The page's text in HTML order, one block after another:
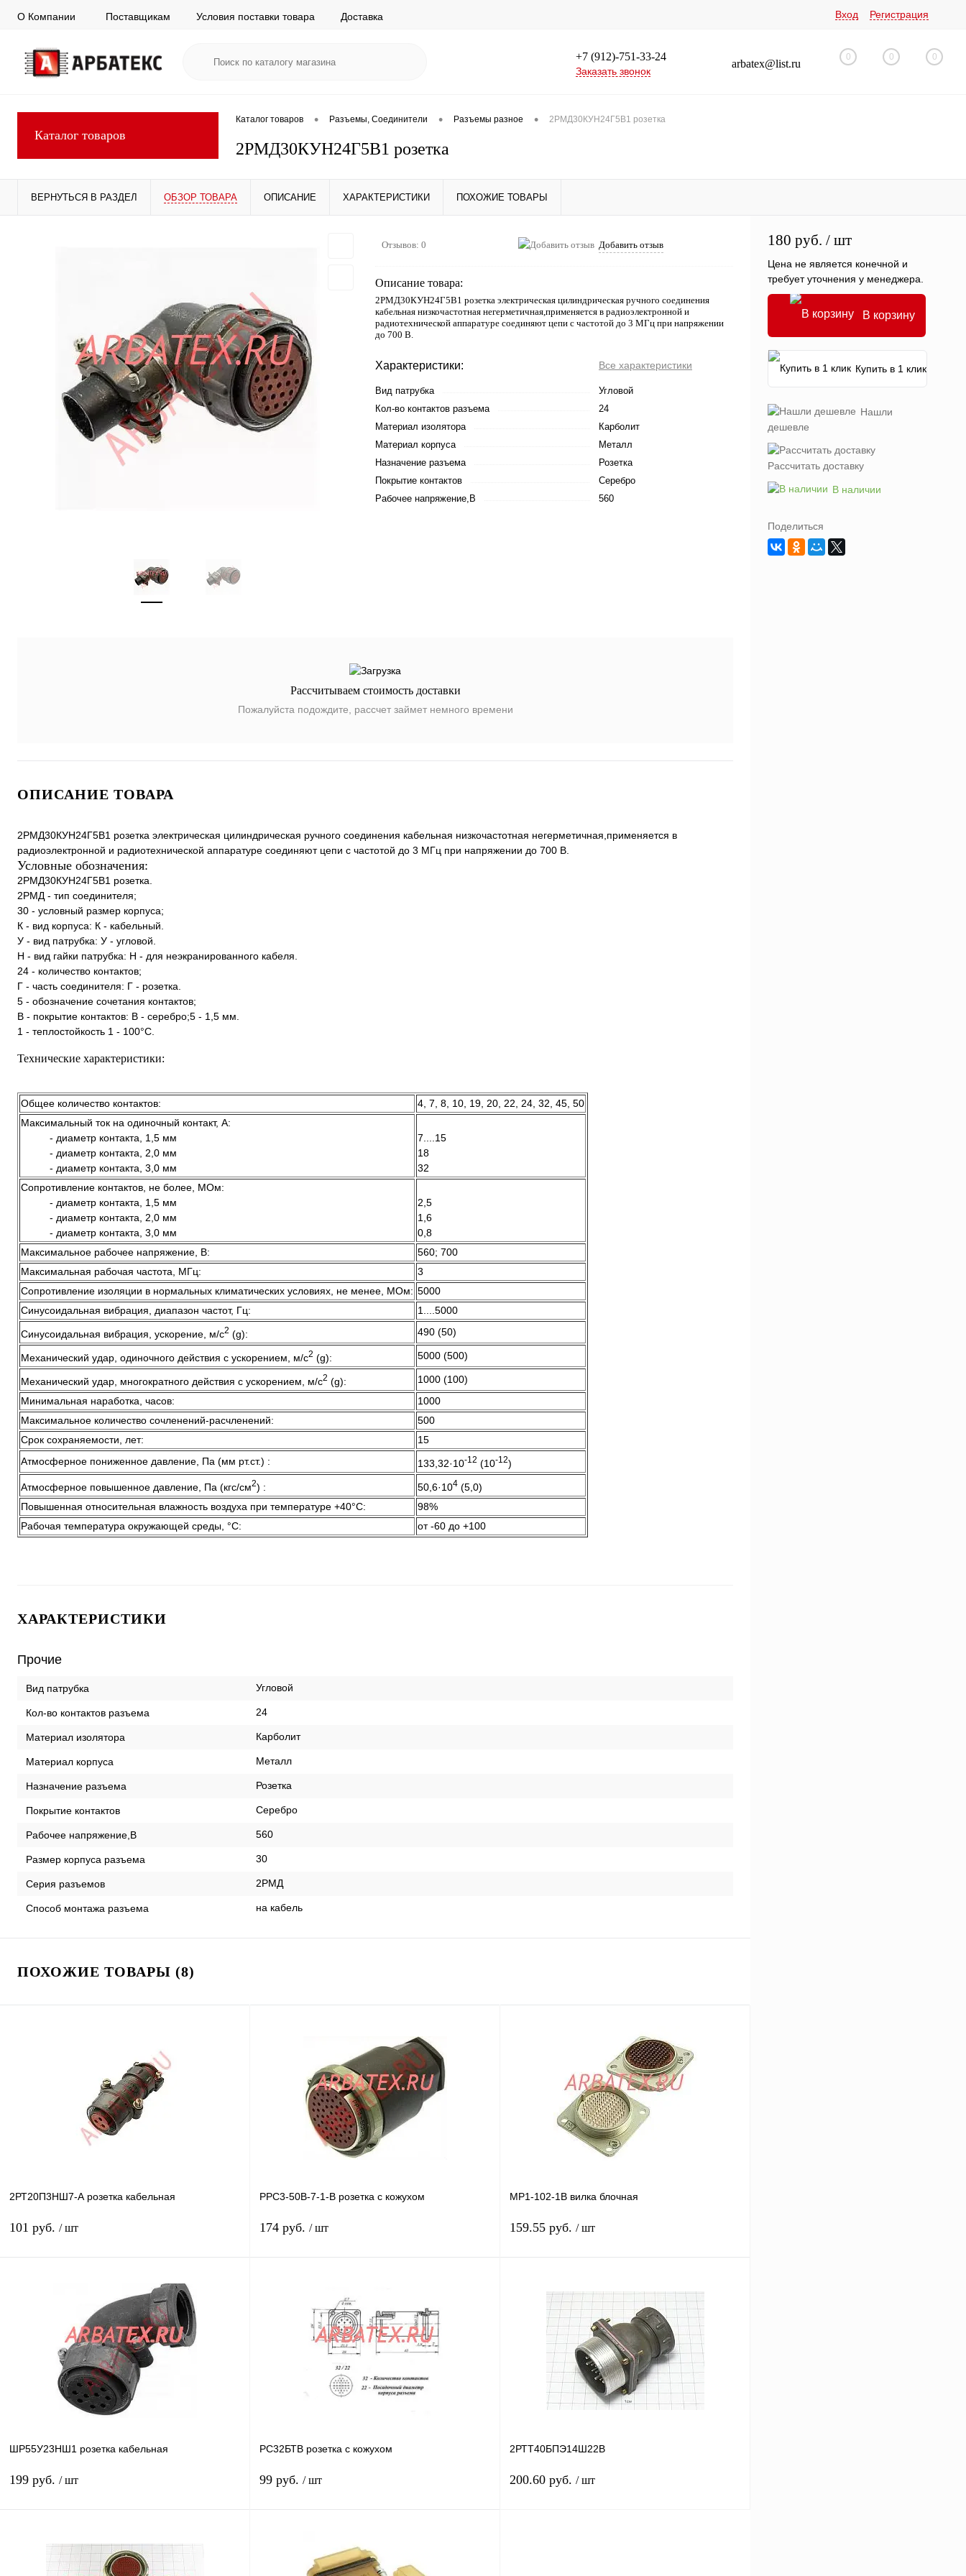
О Компании Поставщикам Условия поставки товара Доставка Вход Регистрация
+7 (912)-751-33-24
Заказать звонок
arbatex@list.ru
0 0 0
Каталог товаров
Каталог товаров • Разъемы, Соединители • Разъемы разное • 2РМД30КУН24Г5В1 розетка
2РМД30КУН24Г5В1 розетка
ВЕРНУТЬСЯ В РАЗДЕЛ ОБЗОР ТОВАРА ОПИСАНИЕ ХАРАКТЕРИСТИКИ ПОХОЖИЕ ТОВАРЫ
Отзывов: 0 Добавить отзыв
Описание товара:
2РМД30КУН24Г5В1 розетка электрическая цилиндрическая ручного соединения
кабельная низкочастотная негерметичная,применяется в радиоэлектронной и
радиотехнической аппаратуре соединяют цепи с частотой до 3 МГц при напряжении
до 700 В.
Характеристики: Все характеристики
Вид патрубка
Угловой
Кол-во контактов разъема
24
Материал изолятора
Карболит
Материал корпуса
Металл
Назначение разъема
Розетка
Покрытие контактов
Серебро
Рабочее напряжение,В
560
Рассчитываем стоимость доставки
Пожалуйста подождите, рассчет займет немного времени
ОПИСАНИЕ ТОВАРА
2РМД30КУН24Г5В1 розетка электрическая цилиндрическая ручного соединения кабельная низкочастотная негерметичная,применяется в
радиоэлектронной и радиотехнической аппаратуре соединяют цепи с частотой до 3 МГц при напряжении до 700 В.
Условные обозначения:
2РМД30КУН24Г5В1 розетка.
2РМД - тип соединителя;
30 - условный размер корпуса;
К - вид корпуса: К - кабельный.
У - вид патрубка: У - угловой.
Н - вид гайки патрубка: Н - для неэкранированного кабеля.
24 - количество контактов;
Г - часть соединителя: Г - розетка.
5 - обозначение сочетания контактов;
В - покрытие контактов: В - серебро;5 - 1,5 мм.
1 - теплостойкость 1 - 100°С.
Технические характеристики:
Общее количество контактов:
4, 7, 8, 10, 19, 20, 22, 24, 32, 45, 50
Максимальный ток на одиночный контакт, А:
- диаметр контакта, 1,5 мм
- диаметр контакта, 2,0 мм
- диаметр контакта, 3,0 мм
7....15
18
32
Сопротивление контактов, не более, МОм:
- диаметр контакта, 1,5 мм
- диаметр контакта, 2,0 мм
- диаметр контакта, 3,0 мм
2,5
1,6
0,8
Максимальное рабочее напряжение, В:
560; 700
Максимальная рабочая частота, МГц:
3
Сопротивление изоляции в нормальных климатических условиях, не менее, МОм: 5000
Синусоидальная вибрация, диапазон частот, Гц:
1....5000
Синусоидальная вибрация, ускорение, м/с2 (g): 490 (50)
Механический удар, одиночного действия с ускорением, м/с2 (g): 5000 (500)
Механический удар, многократного действия с ускорением, м/с2 (g):
1000 (100)
Минимальная наработка, часов:
1000
Максимальное количество сочленений-расчленений:
500
Срок сохраняемости, лет:
15
Атмосферное пониженное давление, Па (мм рт.ст.) :
133,32·10-12 (10-12)
Атмосферное повышенное давление, Па (кгс/см2) : 50,6·104 (5,0)
Повышенная относительная влажность воздуха при температуре +40°C:
98%
Рабочая температура окружающей среды, °C:
от -60 до +100
ХАРАКТЕРИСТИКИ
Прочие
Вид патрубка Угловой
Кол-во контактов разъема 24
Материал изолятора Карболит
Материал корпуса Металл
Назначение разъема Розетка
Покрытие контактов Серебро
Рабочее напряжение,В 560
Размер корпуса разъема 30
Серия разъемов 2РМД
Способ монтажа разъема на кабель
ПОХОЖИЕ ТОВАРЫ (8)
2РТ20П3НШ7-А розетка кабельная
101 руб. / шт
В корзину
Купить в 1 клик Сравнение
В избранное
наличии
РРС3-50В-7-1-В розетка с кожухом
174 руб. / шт
Купить в 1 клик Сравнение
Под заказ
МР1-102-1В вилка блочная
159.55 руб. / шт
Купить в 1 клик Сравнение
В избранное
В
наличии
ШР55У23НШ1 розетка кабельная
199 руб. / шт
РС32БТВ розетка с кожухом
99 руб. / шт
2РТТ40БПЭ14Ш22В
200.60 руб. / шт
180 руб. / шт
Цена не является конечной и
требует уточнения у менеджера.
В корзину
Купить в 1 клик
Нашли
дешевле
Рассчитать доставку
В наличии
Поделиться